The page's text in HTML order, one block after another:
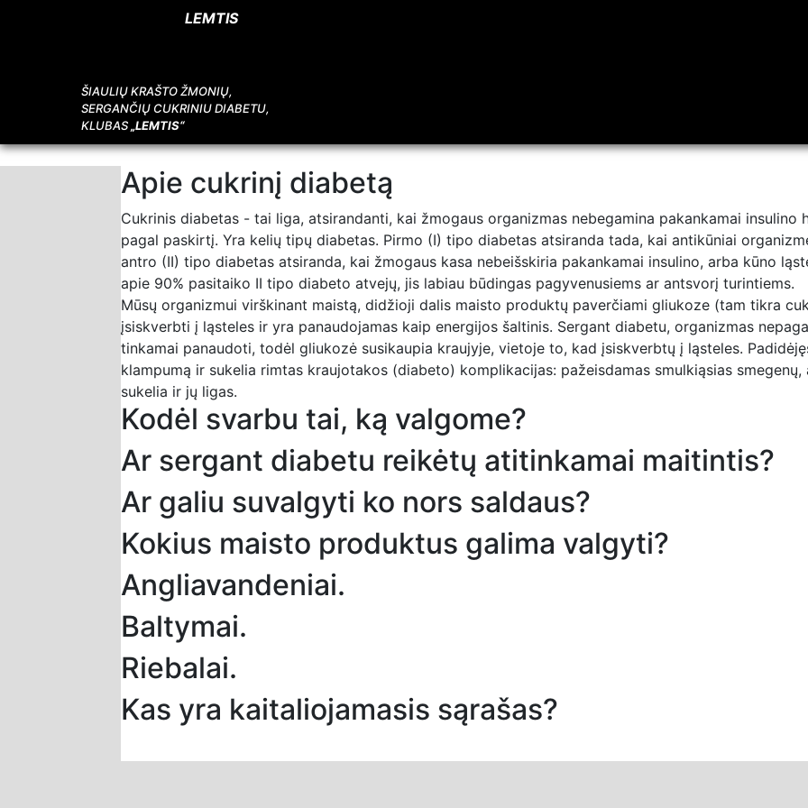
LEMTIS
ŠIAULIŲ KRAŠTO ŽMONIŲ,
SERGANČIŲ CUKRINIU DIABETU,
KLUBAS „LEMTIS“
Apie cukrinį diabetą
Cukrinis diabetas - tai liga, atsirandanti, kai žmogaus organizmas nebegamina pakankamai insulino
pagal paskirtį. Yra kelių tipų diabetas. Pirmo (I) tipo diabetas atsiranda tada, kai antikūniai
antro (II) tipo diabetas atsiranda, kai žmogaus kasa nebeišskiria pakankamai insulino, arba kūno
apie 90% pasitaiko II tipo diabeto atvejų, jis labiau būdingas pagyvenusiems ar antsvorį turintiems.
Mūsų organizmui virškinant maistą, didžioji dalis maisto produktų paverčiami gliukoze (tam tikra
įsiskverbti į ląsteles ir yra panaudojamas kaip energijos šaltinis. Sergant diabetu, organizmas
tinkamai panaudoti, todėl gliukozė susikaupia kraujyje, vietoje to, kad įsiskverbtų į ląsteles.
klampumą ir sukelia rimtas kraujotakos (diabeto) komplikacijas: pažeisdamas smulkiąsias
sukelia ir jų ligas.
Kodėl svarbu tai, ką valgome?
Ar sergant diabetu reikėtų atitinkamai maitintis?
Ar galiu suvalgyti ko nors saldaus?
Kokius maisto produktus galima valgyti?
Angliavandeniai.
Baltymai.
Riebalai.
Kas yra kaitaliojamasis sąrašas?